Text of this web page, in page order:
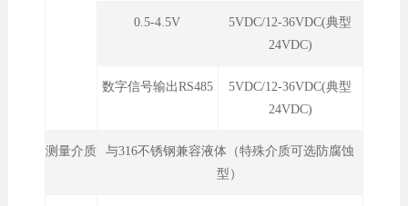
0.5-4.5V
5VDC/12-36VDC(典型
24VDC)
数字信号输出RS485
5VDC/12-36VDC(典型
24VDC)
测量介质
与316不锈钢兼容液体（特殊介质可选防腐蚀
型）